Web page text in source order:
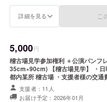
詳細を見る こ
5,000円
稽古場見学参加権利 ＋公演パンフ
35cm×90cm) 【稽古場見学】 ・日時：2026年1月に開催予定 ・場所：
都内某所 稽古場 ・支援者様の交
費は各自でご負担ください。 ・支
連絡します。
支援者：11人
お届け予定：2026年01月